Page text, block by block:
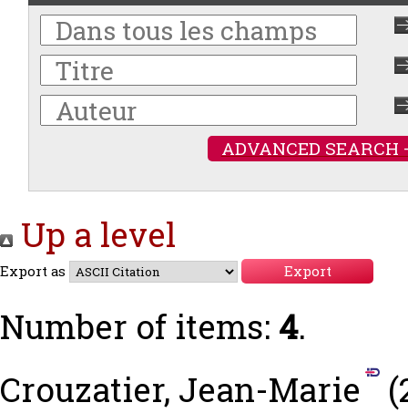
ADVANCED SEARCH
Up a level
Export as
Number of items: 4.
Crouzatier, Jean-Marie